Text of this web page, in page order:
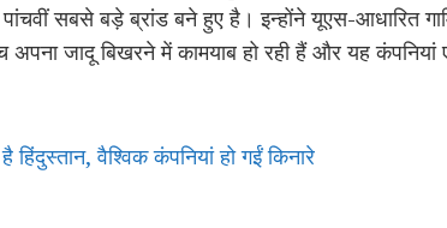
सबसे बड़े ब्रांड बने हुए है। इन्होंने यूएस-आधारित
अपना जादू बिखरने में कामयाब हो रही हैं और यह
वैश्विक कंपनियां हो गईं किनारे